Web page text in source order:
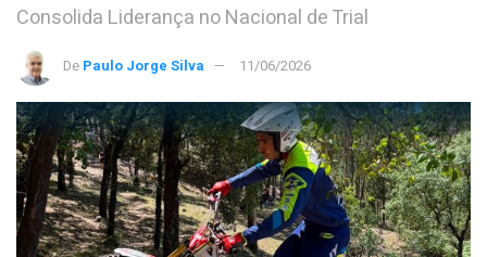
Consolida Liderança no Nacional de Trial
De Paulo Jorge Silva 11/06/2026